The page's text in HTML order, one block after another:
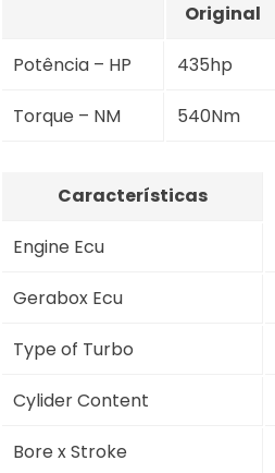
Original
Potência – HP 435hp
Torque – NM 540Nm
Características
Engine Ecu
Gerabox Ecu
Type of Turbo
Cylider Content
Bore x Stroke